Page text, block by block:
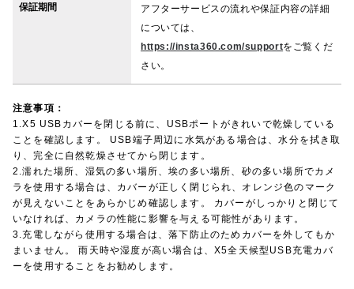
保証期間
アフターサービスの流れや保証内容の詳細
については、
https://insta360.com/supportをご覧くだ
さい。
注意事項：
1.X5 USBカバーを閉じる前に、USBポートがきれいで乾燥している
ことを確認します。 USB端子周辺に水気がある場合は、水分を拭き取
り、完全に自然乾燥させてから閉じます。
2.濡れた場所、湿気の多い場所、埃の多い場所、砂の多い場所でカメ
ラを使用する場合は、カバーが正しく閉じられ、オレンジ色のマーク
が見えないことをあらかじめ確認します。 カバーがしっかりと閉じて
いなければ、カメラの性能に影響を与える可能性があります。
3.充電しながら使用する場合は、落下防止のためカバーを外してもか
まいません。 雨天時や湿度が高い場合は、X5全天候型USB充電カバ
ーを使用することをお勧めします。